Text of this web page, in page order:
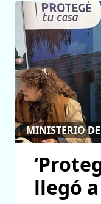
MINISTERIO
llegó